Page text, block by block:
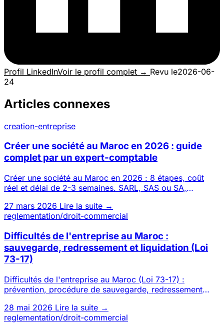
Profil LinkedInVoir le profil complet → Revu le2026-06-
24
Articles connexes
creation-entreprise
Créer une société au Maroc en 2026 : guide
complet par un expert-comptable
Créer une société au Maroc en 2026 : 8 étapes, coût
réel et délai de 2-3 semaines. SARL, SAS ou SA,
27 mars 2026 Lire la suite →
reglementation/droit-commercial
Difficultés de l'entreprise au Maroc :
sauvegarde, redressement et liquidation (Loi
73-17)
Difficultés de l'entreprise au Maroc (Loi 73-17) :
prévention, procédure de sauvegarde, redressement
28 mai 2026 Lire la suite →
reglementation/droit-commercial